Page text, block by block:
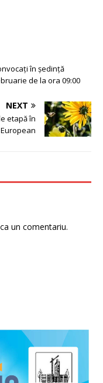
în ședință
de la ora 09:00
NEXT
etapă în
un comentariu.